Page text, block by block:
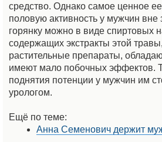
средство. Однако самое ценное
половую активность у мужчин
горянку можно в виде спиртовых
содержащих экстракты этой
растительные препараты,
имеют мало побочных эффектов.
поднятия потенции у мужчин им
урологом.
Ещё по теме:
Анна Семенович держит